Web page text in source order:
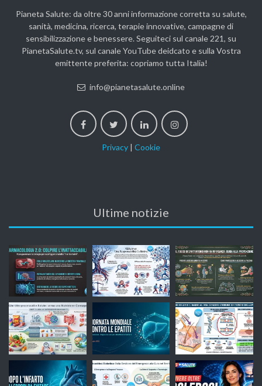
Pianeta Salute: da oltre 30 anni informazione corretta su salute,
sanità, medicina, ricerca, terapie innovative, campagne di
sensibilizzazione e benessere. Seguiteci sul canale 221, su
PianetaSalute.tv, sul canale YouTube deidcato e sulla Vostra
emittente preferita: copriamo tutta Italia!
info@pianetasalute.online
Privacy | Cookie
Ultime notizie